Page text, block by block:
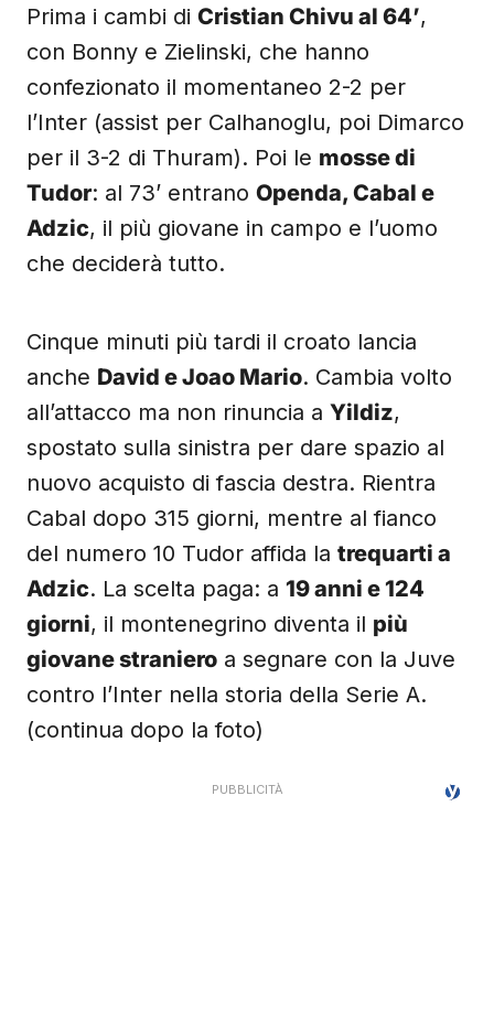
Prima i cambi di Cristian Chivu al 64’,
con Bonny e Zielinski, che hanno
confezionato il momentaneo 2-2 per
l’Inter (assist per Calhanoglu, poi Dimarco
per il 3-2 di Thuram). Poi le mosse di
Tudor: al 73’ entrano Openda, Cabal e
Adzic, il più giovane in campo e l’uomo
che deciderà tutto.
Cinque minuti più tardi il croato lancia
anche David e Joao Mario. Cambia volto
all’attacco ma non rinuncia a Yildiz,
spostato sulla sinistra per dare spazio al
nuovo acquisto di fascia destra. Rientra
Cabal dopo 315 giorni, mentre al fianco
del numero 10 Tudor affida la trequarti a
Adzic. La scelta paga: a 19 anni e 124
giorni, il montenegrino diventa il più
giovane straniero a segnare con la Juve
contro l’Inter nella storia della Serie A.
(continua dopo la foto)